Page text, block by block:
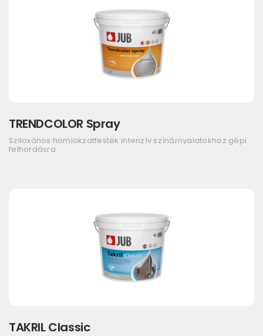
TRENDCOLOR Spray
Sziloxános homlokzatfesték intenzív színárnyalatokhoz gépi
felhordásra
TAKRIL Classic